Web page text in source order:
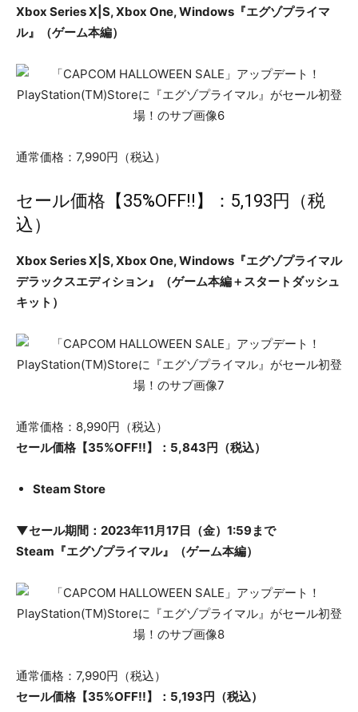
Xbox Series X|S, Xbox One, Windows『エグゾプライマ
ル』（ゲーム本編）
通常価格：7,990円（税込）
セール価格【35%OFF!!】：5,193円（税
込）
Xbox Series X|S, Xbox One, Windows『エグゾプライマル
デラックスエディション』（ゲーム本編＋スタートダッシュ
キット）
通常価格：8,990円（税込）
セール価格【35%OFF!!】：5,843円（税込）
Steam Store
▼セール期間：2023年11月17日（金）1:59まで
Steam『エグゾプライマル』（ゲーム本編）
通常価格：7,990円（税込）
セール価格【35%OFF!!】：5,193円（税込）